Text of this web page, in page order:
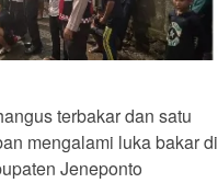
terbakar dan satu
mengalami luka bakar di
Jeneponto